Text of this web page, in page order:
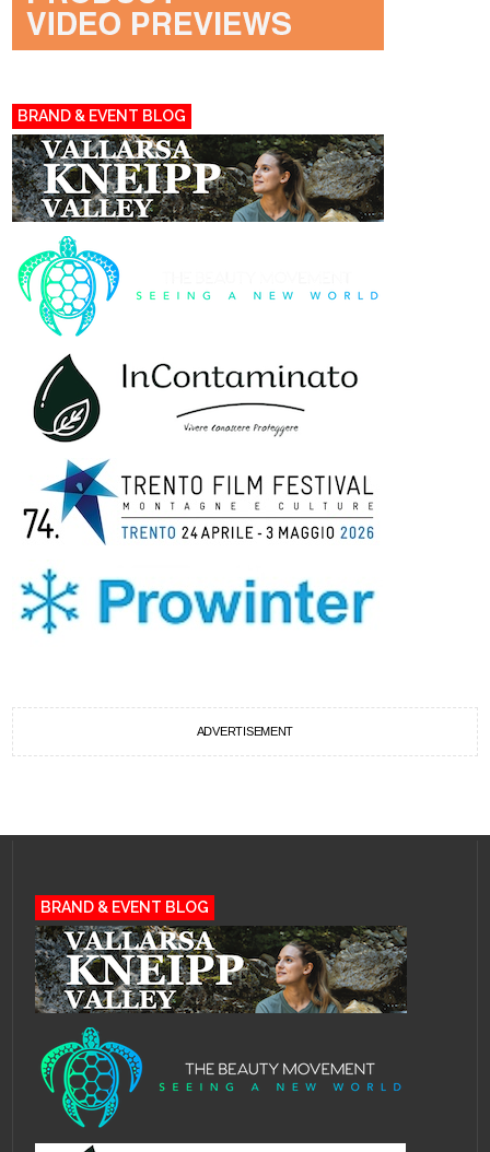
BRAND & EVENT BLOG
ADVERTISEMENT
BRAND & EVENT BLOG